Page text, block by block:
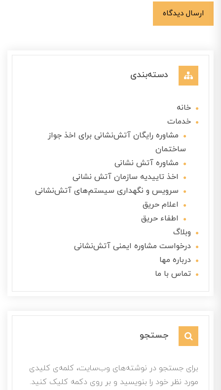
ارسال دیدگاه
دسته‌بندی
خانه
خدمات
مشاوره رایگان آتش‌نشانی برای اخذ جواز
ساختمان
مشاوره آتش نشانی
اخذ تاییدیه سازمان آتش نشانی
سرویس و نگهداری سیستم‌های آتش‌نشانی
اعلام حریق
اطفاء حریق
وبلاگ
درخواست مشاوره ایمنی آتش‌نشانی
درباره مها
تماس با ما
جستجو
برای جستجو در نوشته‌های وب‌سایت، کلمه‌ی کلیدی
مورد نظر خود را بنویسید و بر روی دکمه کلیک کنید.